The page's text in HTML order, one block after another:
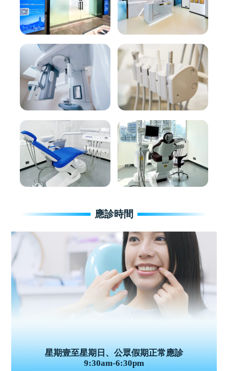
應診時間
星期壹至星期日、公眾假期正常應診
9:30am-6:30pm